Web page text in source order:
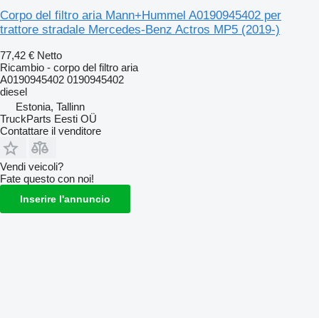
Corpo del filtro aria Mann+Hummel A0190945402 per
trattore stradale Mercedes-Benz Actros MP5 (2019-)
77,42 € Netto
Ricambio - corpo del filtro aria
A0190945402 0190945402
diesel
Estonia, Tallinn
TruckParts Eesti OÜ
Contattare il venditore
Vendi veicoli?
Fate questo con noi!
Inserire l'annuncio